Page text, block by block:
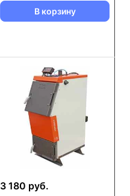
В корзину
3 180 руб.